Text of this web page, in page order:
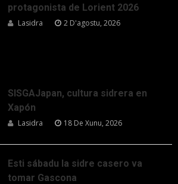
protagonista de Lorient 2026
Lasidra 2 D'agostu, 2026
SISGAJapan, cultura sidrera en
Xapón
Lasidra 18 De Xunu, 2026
Esti sábadu la sidre casero va
tomar Gascona